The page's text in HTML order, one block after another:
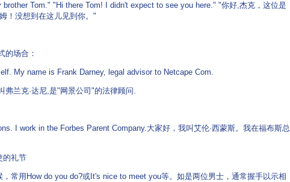
Tom." "Hi there Tom! I didn't expect to see you here." "你好,杰克，这位是
！没想到在这儿见到你。"
场合：
My name is Frank Darney, legal advisor to Netcape Com.
兰克·达尼,是"网景公司"的法律顾问.
I work in the Forbes Parent Company.大家好，我叫艾伦·西蒙斯。我在福布斯总
的礼节
常用How do you do?或It's nice to meet you等。如是两位男士，通常握手以示相